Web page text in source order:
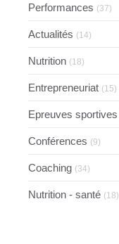
Performances (37)
Actualités (14)
Nutrition (18)
Entrepreneuriat (15)
Epreuves sportives
Conférences (9)
Coaching (34)
Nutrition - santé (18)